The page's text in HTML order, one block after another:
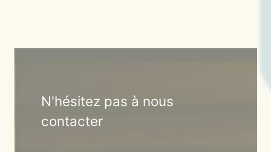
N'hésitez pas à nous
contacter